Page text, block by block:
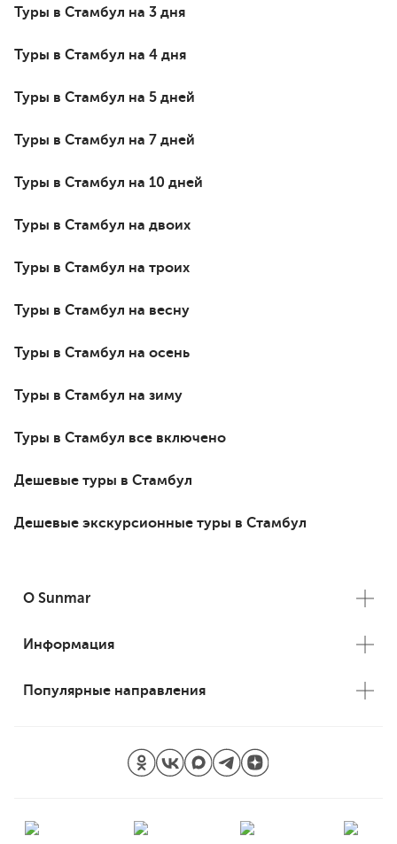
Туры в Стамбул на 3 дня
Туры в Стамбул на 4 дня
Туры в Стамбул на 5 дней
Туры в Стамбул на 7 дней
Туры в Стамбул на 10 дней
Туры в Стамбул на двоих
Туры в Стамбул на троих
Туры в Стамбул на весну
Туры в Стамбул на осень
Туры в Стамбул на зиму
Туры в Стамбул все включено
Дешевые туры в Стамбул
Дешевые экскурсионные туры в Стамбул
О Sunmar
Информация
Популярные направления